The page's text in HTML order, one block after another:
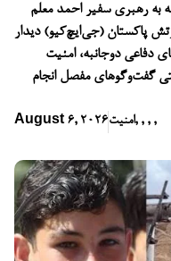
به رهبری سفیر احمد معلم
پاکستان (جی‌ایچ‌کیو) دیدار
دفاعی دوجانبه، امنیت
گفت‌وگوهای مفصل انجام
August 6, 2026امنیت, , , ,